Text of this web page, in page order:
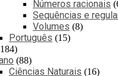
Números racionais
Sequências e
Volumes 8
Português 15
184
88
Ciências Naturais 16